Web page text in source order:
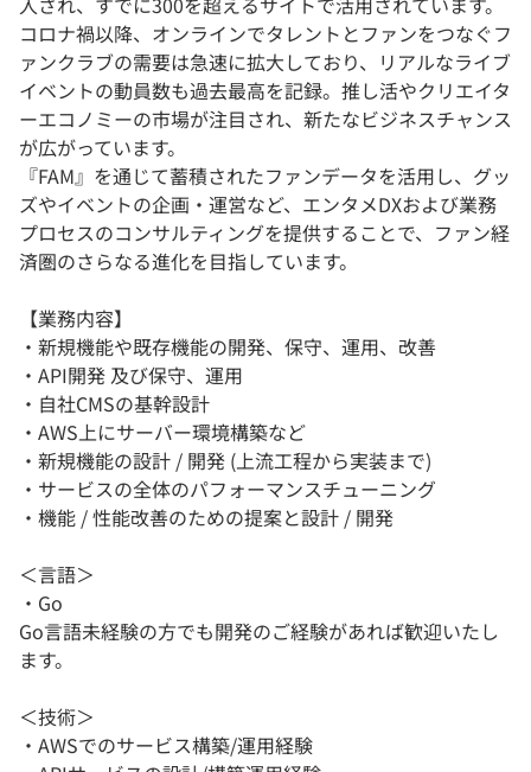
コロナ禍以降、オンラインでタレントとファンをつなぐフ
ァンクラブの需要は急速に拡大しており、リアルなライブ
イベントの動員数も過去最高を記録。推し活やクリエイタ
ーエコノミーの市場が注目され、新たなビジネスチャンス
が広がっています。
『FAM』を通じて蓄積されたファンデータを活用し、グッ
ズやイベントの企画・運営など、エンタメDXおよび業務
プロセスのコンサルティングを提供することで、ファン経
済圏のさらなる進化を目指しています。
【業務内容】
・新規機能や既存機能の開発、保守、運用、改善
・API開発 及び保守、運用
・自社CMSの基幹設計
・AWS上にサーバー環境構築など
・新規機能の設計 / 開発 (上流工程から実装まで)
・サービスの全体のパフォーマンスチューニング
・機能 / 性能改善のための提案と設計 / 開発
＜言語＞
・Go
Go言語未経験の方でも開発のご経験があれば歓迎いたし
ます。
＜技術＞
・AWSでのサービス構築/運用経験